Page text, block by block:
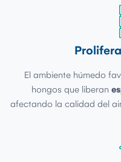
El ambiente húmedo
hongos que liberan
afectando la calidad del